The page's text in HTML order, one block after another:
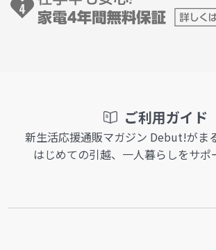
ご利用ガイド
新生活応援通販マガジン Debut!がま
はじめての引越、一人暮らしをサポ